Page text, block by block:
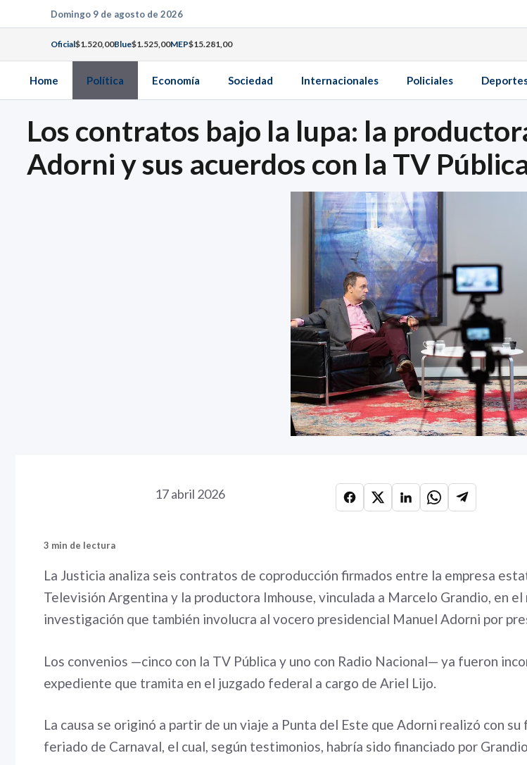
al
contenido
Domingo 9 de agosto de 2026
Oficial$1.520,00Blue$1.525,00MEP$15.281,00
Home Política Economía Sociedad Internacionales Policiales
Los contratos bajo la lupa: la
Adorni y sus acuerdos con la TV
17 abril 2026
3 min de lectura
La Justicia analiza seis contratos de coproducción firmados entre la empresa
Televisión Argentina y la productora Imhouse, vinculada a Marcelo Grandio, en el
investigación que también involucra al vocero presidencial Manuel Adorni por
Los convenios —cinco con la TV Pública y uno con Radio Nacional— ya fueron
expediente que tramita en el juzgado federal a cargo de Ariel Lijo.
La causa se originó a partir de un viaje a Punta del Este que Adorni realizó con
feriado de Carnaval, el cual, según testimonios, habría sido financiado por